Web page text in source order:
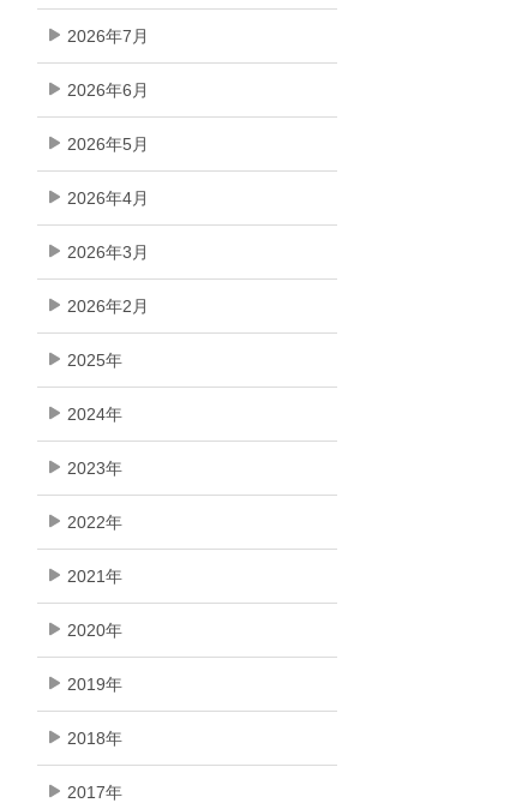
2026年7月
2026年6月
2026年5月
2026年4月
2026年3月
2026年2月
2025年
2024年
2023年
2022年
2021年
2020年
2019年
2018年
2017年